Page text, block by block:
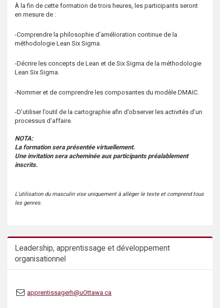
À la fin de cette formation de trois heures, les participants seront
en mesure de :
-Comprendre la philosophie d’amélioration continue de la
méthodologie Lean Six Sigma.
-Décrire les concepts de Lean et de Six Sigma de la méthodologie
Lean Six Sigma.
-Nommer et de comprendre les composantes du modèle DMAIC.
-D’utiliser l’outil de la cartographie afin d’observer les activités d’un
processus d’affaire.
NOTA:
La formation sera présentée virtuellement.
Une invitation sera acheminée aux participants préalablement
inscrits.
L’utilisation du masculin vise uniquement à alléger le texte et comprend tous
les genres.
Leadership, apprentissage et développement
organisationnel
apprentissagerh@uOttawa.ca